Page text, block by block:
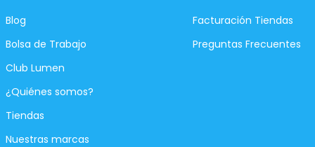
Blog
Bolsa de Trabajo
Club Lumen
¿Quiénes somos?
Tiendas
Nuestras marcas
Facturación Tiendas
Preguntas Frecuentes